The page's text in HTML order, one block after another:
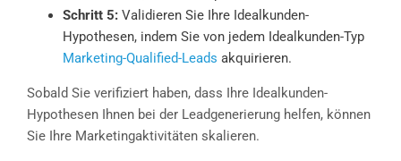
Schritt 5: Validieren Sie Ihre Idealkunden-
Hypothesen, indem Sie von jedem Idealkunden-Typ
Marketing-Qualified-Leads akquirieren.
Sobald Sie verifiziert haben, dass Ihre Idealkunden-
Hypothesen Ihnen bei der Leadgenerierung helfen, können
Sie Ihre Marketingaktivitäten skalieren.